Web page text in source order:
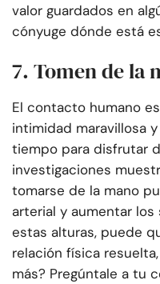
valor guardados en
cónyuge dónde está
7. Tomen de la
El contacto humano
intimidad maravillosa y
tiempo para disfrutar
investigaciones
tomarse de la mano
arterial y aumentar
estas alturas, puede
relación física
más? Pregúntale a tu